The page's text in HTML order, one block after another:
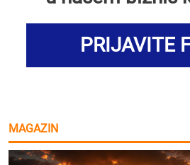
PRIJAVITE
MAGAZIN